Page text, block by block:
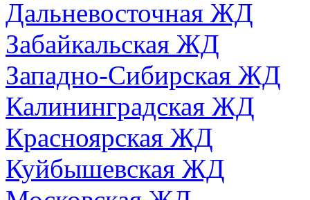
Дальневосточная ЖД
Забайкальская ЖД
Западно-Сибирская ЖД
Калининградская ЖД
Красноярская ЖД
Куйбышевская ЖД